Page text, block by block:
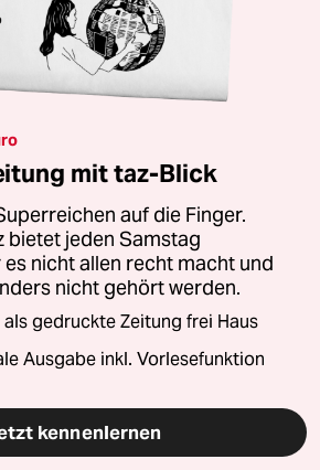
mit taz-Blick
auf die Finger.
bietet jeden Samstag
nicht allen recht macht und
nicht gehört werden.
gedruckte Zeitung frei Haus
Ausgabe inkl. Vorlesefunktion
kennenlernen